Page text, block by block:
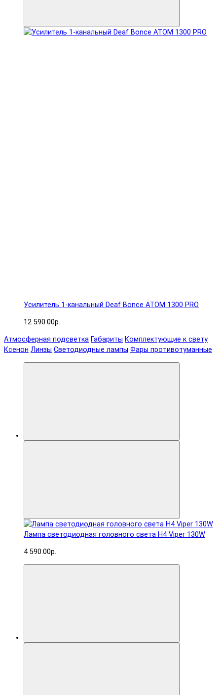
Усилитель 1-канальный Deaf Bonce ATOM 1300 PRO
12 590.00р.
Атмосферная подсветка Габариты Комплектующие к свету
Ксенон Линзы Светодиодные лампы Фары противотуманные
Лампа светодиодная головного света H4 Viper 130W
4 590.00р.